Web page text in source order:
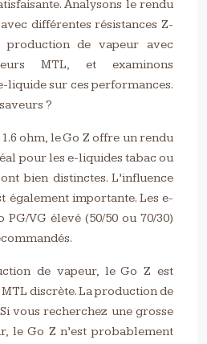
Analysons le rendu
différentes résistances Z-
production de vapeur avec
MTL, et examinons
liquide sur ces performances.
?
ohm, le Go Z offre un rendu
pour les e-liquides tabac ou
bien distinctes. L’influence
également importante. Les e-
VG élevé (50/50 ou 70/30)
de vapeur, le Go Z est
discrète. La production de
vous recherchez une grosse
le Go Z n’est probablement